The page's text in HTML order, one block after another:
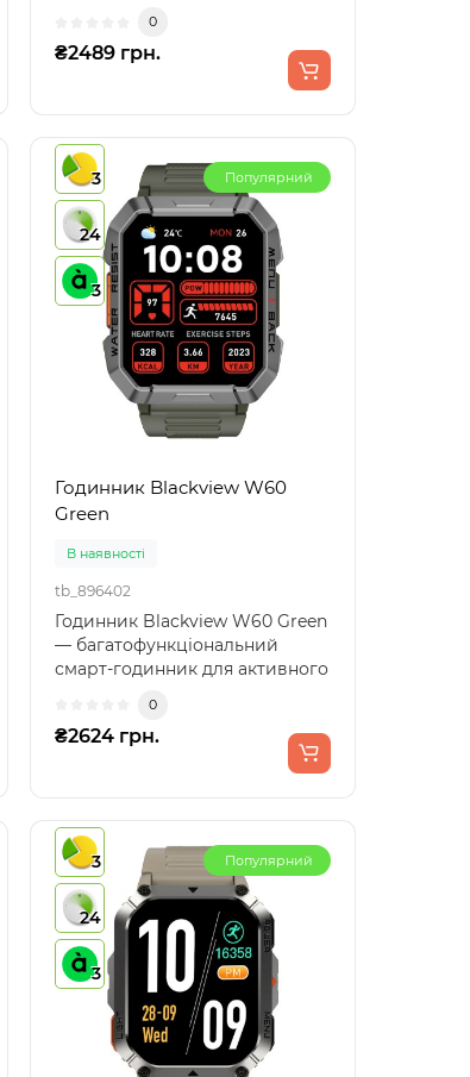
0
₴2489 грн.
3
24
3
Популярний
Годинник Blackview W60
Green
В наявності
tb_896402
Годинник Blackview W60 Green
— багатофункціональний
смарт-годинник для активного
0
₴2624 грн.
3
24
3
Популярний